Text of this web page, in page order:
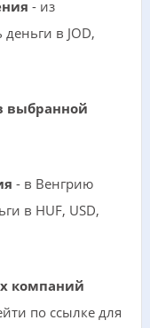
- из
в JOD,
выбранной
- в Венгрию
в HUF, USD,
компаний
по ссылке для